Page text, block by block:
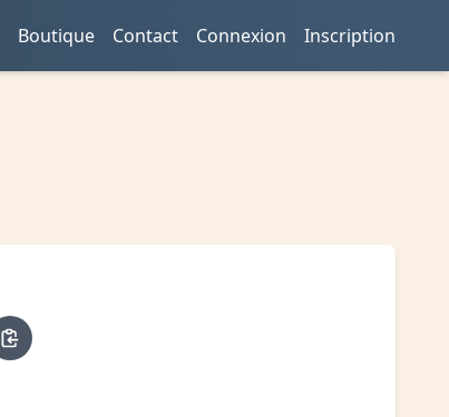
Boutique Contact Connexion Inscription